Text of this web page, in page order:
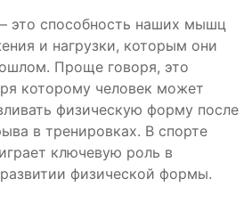
это способность наших мышц
и нагрузки, которым они
Проще говоря, это
которому человек может
физическую форму после
в тренировках. В спорте
ключевую роль в
физической формы.